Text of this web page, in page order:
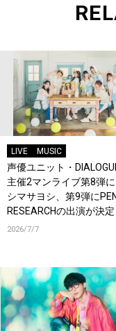
LIVE MUSIC
声優ユニット・
主催2マンライブ第8弾
シマサヨシ、第9弾に
RESEARCHの出演が決定
2026/7/7